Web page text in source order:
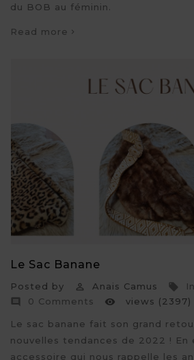
du BOB au féminin.
Read more
Le Sac Banane
Posted by  Anais Camus 

0 Comments  views (2397)
Le sac banane fait son grand
nouvelles tendances de 2022 ! En
accessoire qui nous rappelle les